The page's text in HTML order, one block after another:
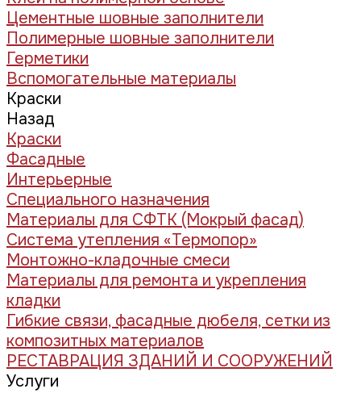
Цементные шовные заполнители
Полимерные шовные заполнители
Герметики
Вспомогательные материалы
Краски
Назад
Краски
Фасадные
Интерьерные
Специального назначения
Материалы для СФТК (Мокрый фасад)
Система утепления «Термопор»
Монтожно-кладочные смеси
Материалы для ремонта и укрепления
кладки
Гибкие связи, фасадные дюбеля, сетки из
композитных материалов
РЕСТАВРАЦИЯ ЗДАНИЙ И СООРУЖЕНИЙ
Услуги